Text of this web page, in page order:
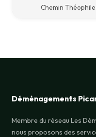
Chemin
Déménagements
Membre du réseau Les
nous proposons des